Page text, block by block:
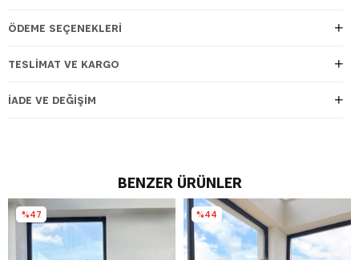
ÖDEME SEÇENEKLERI
TESLIMAT VE KARGO
İADE VE DEĞIŞIM
BENZER ÜRÜNLER
%47 %44